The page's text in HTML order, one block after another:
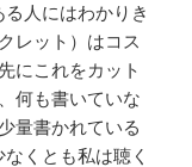
人にはわかりき
レット）はコス
にこれをカット
何も書いていな
量書かれている
くとも私は聴く